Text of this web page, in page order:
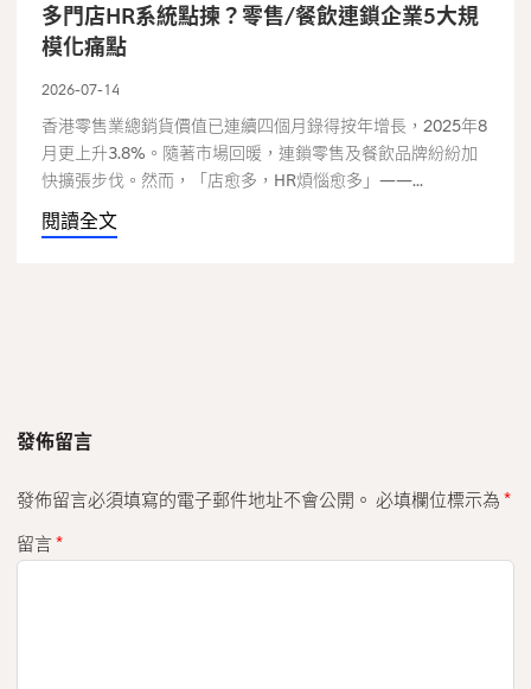
多門店HR系統點揀？零售/餐飲連鎖企業5大規
模化痛點
2026-07-14
香港零售業總銷貨價值已連續四個月錄得按年增長，2025年8
月更上升3.8%。隨著市場回暖，連鎖零售及餐飲品牌紛紛加
快擴張步伐。然而，「店愈多，HR煩惱愈多」——...
閱讀全文
發佈留言
發佈留言必須填寫的電子郵件地址不會公開。 必填欄位標示為 *
留言*